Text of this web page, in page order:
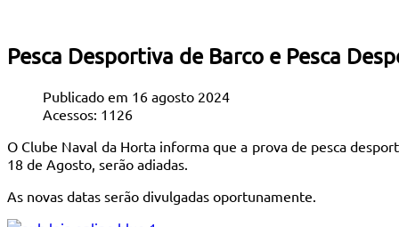
Pesca Desportiva de Barco e Pesca
Publicado em 16 agosto 2024
Acessos: 1126
O Clube Naval da Horta informa que a prova de pesca
18 de Agosto, serão adiadas.
As novas datas serão divulgadas oportunamente.